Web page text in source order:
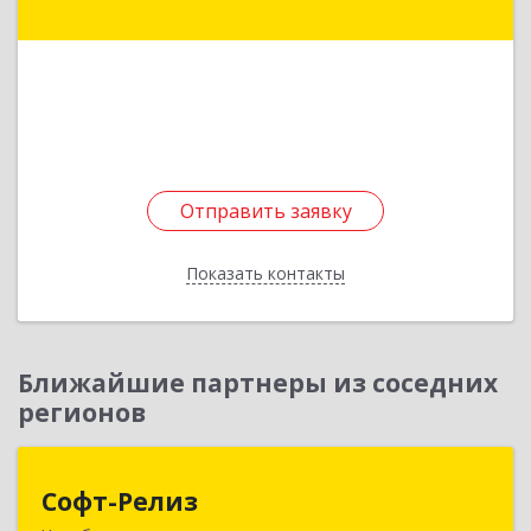
Отправить заявку
Показать контакты
Отправить заявку
Назад
Ближайшие партнеры из соседних
регионов
Софт-Релиз